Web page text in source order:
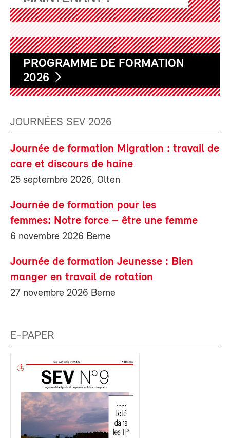
PROGRAMME DE FORMATION
2026
JOURNÉES SEV 2026
Journée de formation Migration : travail de
care et discours de haine
25 septembre 2026, Olten
Journée de formation pour les
femmes: Notre force – être une femme
6 novembre 2026 Berne
Journée de formation Jeunesse : Bien
manger en travail de rotation
27 novembre 2026 Berne
E-PAPER